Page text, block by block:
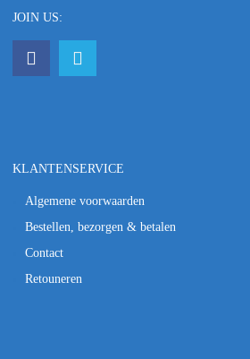
JOIN US:
KLANTENSERVICE
Algemene voorwaarden
Bestellen, bezorgen & betalen
Contact
Retouneren